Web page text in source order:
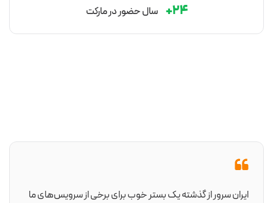
۲۴+ سال‌ حضور در مارکت
از سرویس‌های ما
طی یک دهه‌ای که در زمینه کسب و کار